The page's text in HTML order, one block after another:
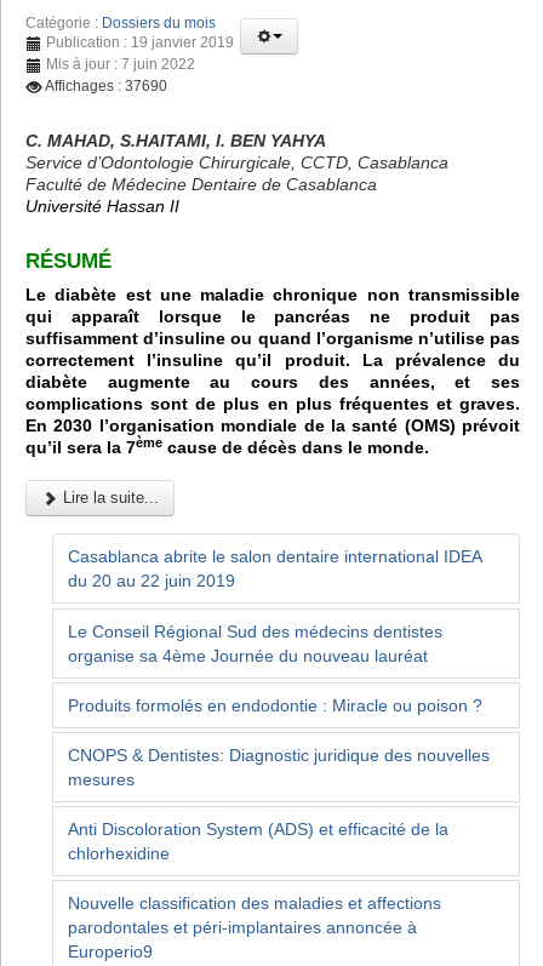
Catégorie : Dossiers du mois
Publication : 19 janvier 2019
Mis à jour : 7 juin 2022
Affichages : 37690
C. MAHAD, S.HAITAMI, I. BEN YAHYA
Service d’Odontologie Chirurgicale, CCTD, Casablanca
Faculté de Médecine Dentaire de Casablanca
Université Hassan II
RÉSUMÉ
Le diabète est une maladie chronique non transmissible
qui apparaît lorsque le pancréas ne produit pas
suffisamment d’insuline ou quand l’organisme n’utilise pas
correctement l’insuline qu’il produit. La prévalence du
diabète augmente au cours des années, et ses
complications sont de plus en plus fréquentes et graves.
En 2030 l’organisation mondiale de la santé (OMS) prévoit
qu’il sera la 7ème cause de décès dans le monde.
Lire la suite...
Casablanca abrite le salon dentaire international IDEA
du 20 au 22 juin 2019
Le Conseil Régional Sud des médecins dentistes
organise sa 4ème Journée du nouveau lauréat
Produits formolés en endodontie : Miracle ou poison ?
CNOPS & Dentistes: Diagnostic juridique des nouvelles
mesures
Anti Discoloration System (ADS) et efficacité de la
chlorhexidine
Nouvelle classification des maladies et affections
parodontales et péri-implantaires annoncée à
Europerio9